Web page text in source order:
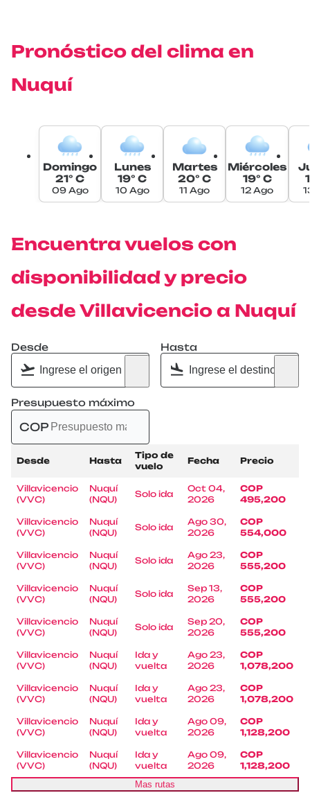
Pronóstico del clima en
Nuquí
Domingo
21° C
09 Ago
Lunes
19° C
10 Ago
Martes
20° C
11 Ago
Miércoles
19° C
12 Ago
Encuentra vuelos con
disponibilidad y precio
desde Villavicencio a Nuquí
Desde Hasta
Presupuesto máximo
COP
Desde Hasta
Tipo de
vuelo
Fecha Precio
Villavicencio
(VVC)
Nuquí
(NQU)
Solo ida
Oct 04,
2026
COP
495,200
Villavicencio
(VVC)
Nuquí
(NQU)
Solo ida
Ago 30,
2026
COP
554,000
Villavicencio
(VVC)
Nuquí
(NQU)
Solo ida
Ago 23,
2026
COP
555,200
Villavicencio
(VVC)
Nuquí
(NQU)
Solo ida
Sep 13,
2026
COP
555,200
Villavicencio
(VVC)
Nuquí
(NQU)
Solo ida
Sep 20,
2026
COP
555,200
Villavicencio
(VVC)
Nuquí
(NQU)
Ida y
vuelta
Ago 23,
2026
COP
1,078,200
Villavicencio
(VVC)
Nuquí
(NQU)
Ida y
vuelta
Ago 23,
2026
COP
1,078,200
Villavicencio
(VVC)
Nuquí
(NQU)
Ida y
vuelta
Ago 09,
2026
COP
1,128,200
Villavicencio
(VVC)
Nuquí
(NQU)
Ida y
vuelta
Ago 09,
2026
COP
1,128,200
Mas rutas